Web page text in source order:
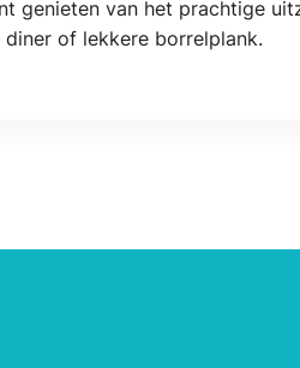
genieten van het prachtige
of lekkere borrelplank.